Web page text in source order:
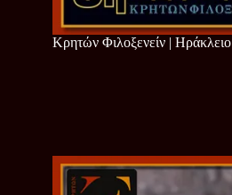
Κρητών Φιλοξενείν | Ηράκλειο